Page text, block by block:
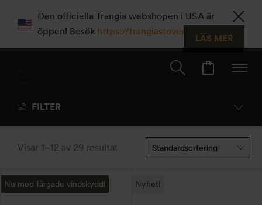
Den officiella Trangia webshopen i USA är
öppen! Besök https://trangiastoves.com
LÄS MER
FILTER
Visar 1–12 av 29 resultat
Nu med färgade vindskydd! Nyhet!
här